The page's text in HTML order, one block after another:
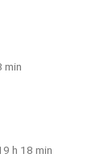
min
h 18 min